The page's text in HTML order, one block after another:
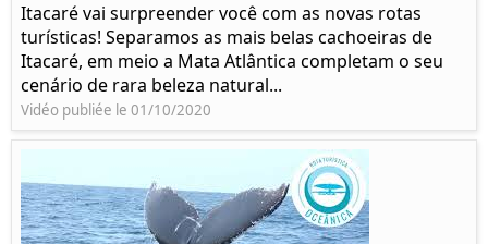
Itacaré vai surpreender você com as novas rotas
turísticas! Separamos as mais belas cachoeiras de
Itacaré, em meio a Mata Atlântica completam o seu
cenário de rara beleza natural...
Vidéo publiée le 01/10/2020